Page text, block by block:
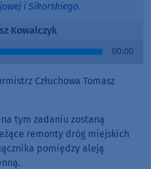
i Sikorskiego.
Kowalczyk
00:00
Człuchowa Tomasz
tym zadaniu zostaną
remonty dróg miejskich
pomiędzy aleją